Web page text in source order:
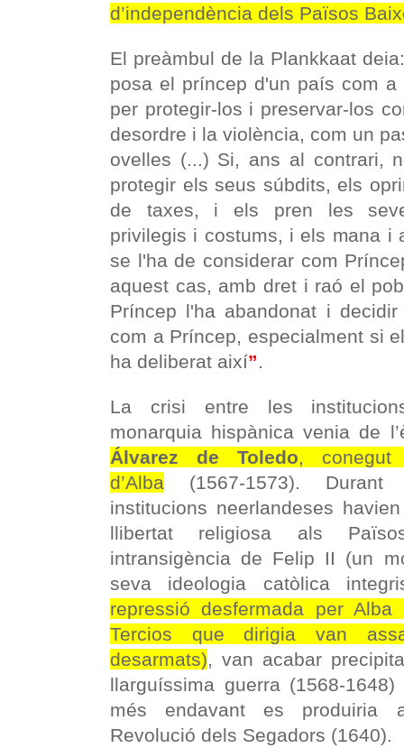
d’independència dels Països
El preàmbul de la Plankkaat
posa el príncep d'un país com
per protegir-los i preservar-los
desordre i la violència, com un
ovelles (...) Si, ans al contrari,
protegir els seus súbdits, els
de taxes, i els pren les
privilegis i costums, i els mana i
se l'ha de considerar com
aquest cas, amb dret i raó el
Príncep l'ha abandonat i
com a Príncep, especialment si
ha deliberat així”.
La crisi entre les
monarquia hispànica venia de
Álvarez de Toledo,
d’Alba (1567-1573).
institucions neerlandeses
llibertat religiosa als
intransigència de Felip II (un
seva ideologia catòlica
repressió desfermada per
Tercios que dirigia van
desarmats), van acabar
llarguíssima guerra (1568-
més endavant es produiria
Revolució dels Segadors (1640).